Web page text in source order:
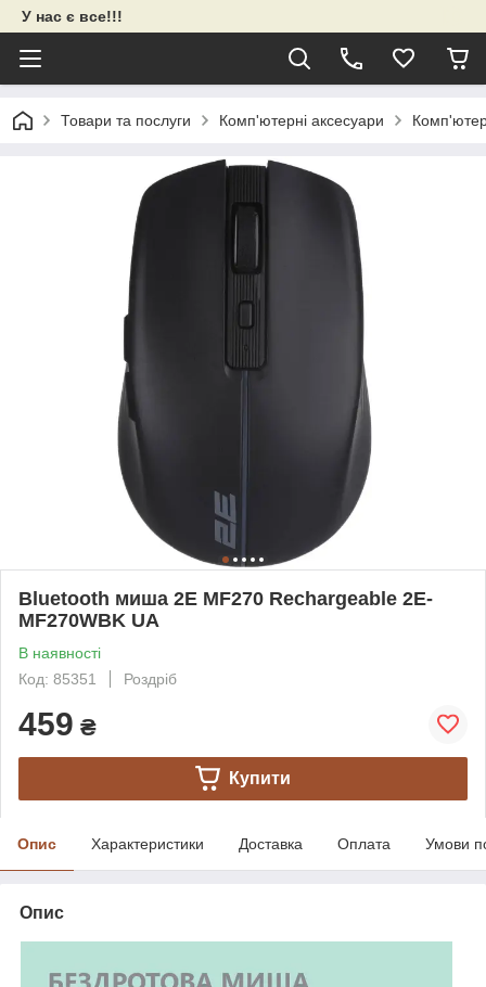
У нас є все!!!
Товари та послуги Комп'ютерні аксесуари
Bluetooth миша 2E MF270 Rechargeable 2E-
MF270WBK UA
В наявності
Код: 85351
Роздріб
459 ₴
Купити
Опис Характеристики Доставка Оплата Умови
Опис